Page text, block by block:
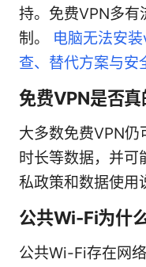
持。免费VPN多有
制。 电脑无法安
查、替代方案与安
免费VPN是否真
大多数免费VPN仍
时长等数据，并可
私政策和数据使用
公共Wi-Fi为什
公共Wi-Fi存在网